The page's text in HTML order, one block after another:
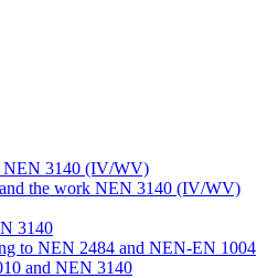
NEN 3140 (IV/WV)
and the work NEN 3140 (IV/WV)
3140
to NEN 2484 and NEN-EN 1004
and NEN 3140